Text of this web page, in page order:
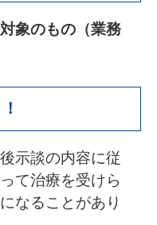
象のもの（業務
示談の内容に従
て治療を受けら
なることがあり